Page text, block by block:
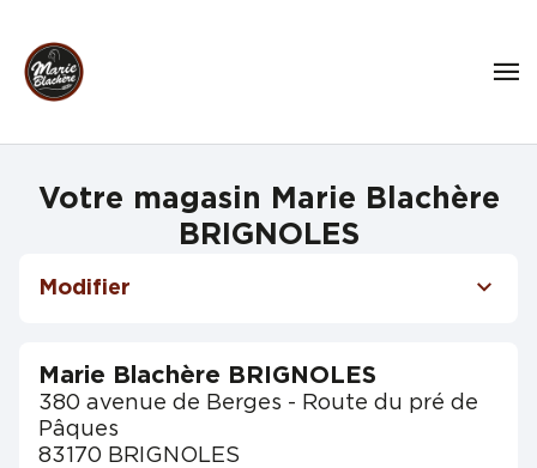
Votre magasin Marie Blachère
BRIGNOLES
Modifier
Marie Blachère BRIGNOLES
380 avenue de Berges - Route du pré de
Pâques
83170 BRIGNOLES